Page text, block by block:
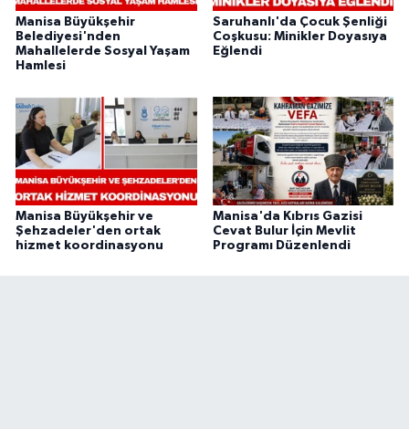
Manisa Büyükşehir
Belediyesi'nden
Mahallelerde Sosyal Yaşam
Hamlesi
Saruhanlı'da Çocuk Şenliği
Coşkusu: Minikler Doyasıya
Eğlendi
Manisa Büyükşehir ve
Şehzadeler'den ortak
hizmet koordinasyonu
Manisa'da Kıbrıs Gazisi
Cevat Bulur İçin Mevlit
Programı Düzenlendi